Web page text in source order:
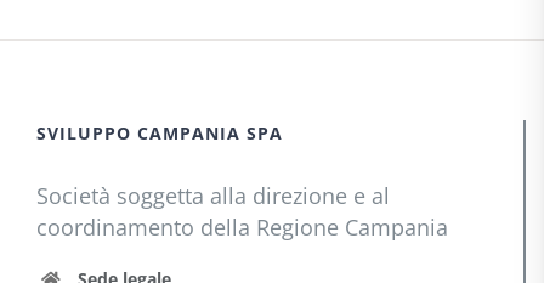
SVILUPPO CAMPANIA SPA
Società soggetta alla direzione e al
coordinamento della Regione Campania